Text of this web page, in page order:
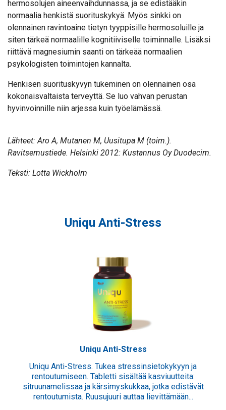
hermosolujen aineenvaihdunnassa, ja se edistääkin
normaalia henkistä suorituskykyä. Myös sinkki on
olennainen ravintoaine tietyn tyyppisille hermosoluille ja
siten tärkeä normaalille kognitiiviselle toiminnalle. Lisäksi
riittävä magnesiumin saanti on tärkeää normaalien
psykologisten toimintojen kannalta.
Henkisen suorituskyvyn tukeminen on olennainen osa
kokonaisvaltaista terveyttä. Se luo vahvan perustan
hyvinvoinnille niin arjessa kuin työelämässä.
Lähteet: Aro A, Mutanen M, Uusitupa M (toim.).
Ravitsemustiede. Helsinki 2012: Kustannus Oy Duodecim.
Teksti: Lotta Wickholm
Uniqu Anti-Stress
Uniqu Anti-Stress
Uniqu Anti-Stress. Tukea stressinsietokykyyn ja
rentoutumiseen. Tabletti sisältää kasviuutteita:
sitruunamelissaa ja kärsimyskukkaa, jotka edistävät
rentoutumista. Ruusujuuri auttaa lievittämään...